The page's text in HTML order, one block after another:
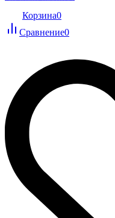
Корзина0
Сравнение0